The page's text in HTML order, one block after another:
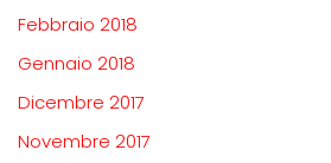
Febbraio 2018
Gennaio 2018
Dicembre 2017
Novembre 2017